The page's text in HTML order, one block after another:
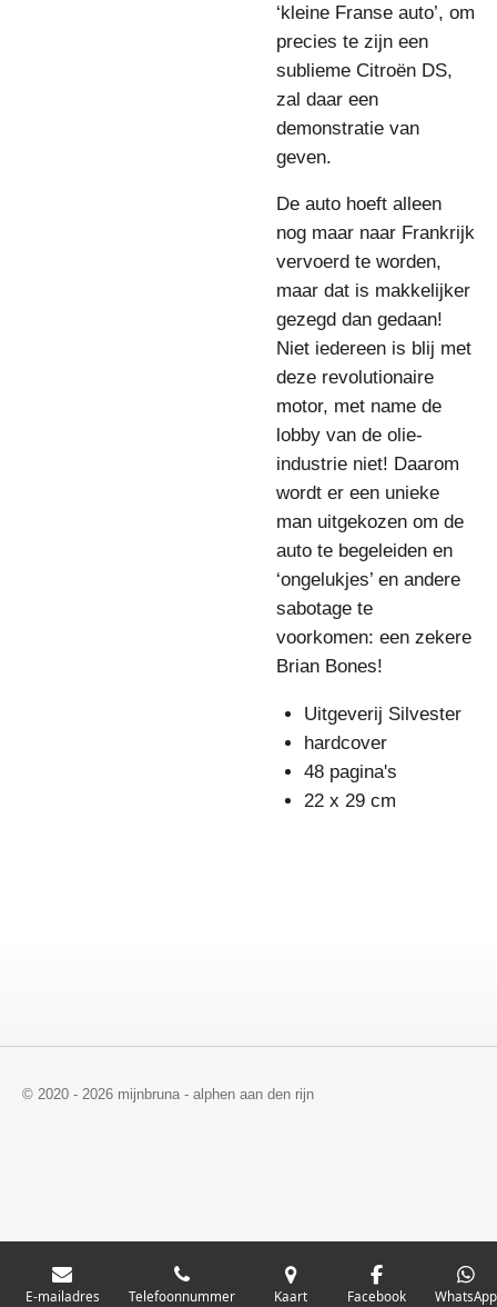
‘kleine Franse auto’, om
precies te zijn een
sublieme Citroën DS,
zal daar een
demonstratie van
geven.
De auto hoeft alleen
nog maar naar Frankrijk
vervoerd te worden,
maar dat is makkelijker
gezegd dan gedaan!
Niet iedereen is blij met
deze revolutionaire
motor, met name de
lobby van de olie-
industrie niet! Daarom
wordt er een unieke
man uitgekozen om de
auto te begeleiden en
‘ongelukjes’ en andere
sabotage te
voorkomen: een zekere
Brian Bones!
Uitgeverij Silvester
hardcover
48 pagina's
22 x 29 cm
© 2020 - 2026 mijnbruna - alphen aan den rijn
E-mailadres Telefoonnummer Kaart Facebook WhatsApp